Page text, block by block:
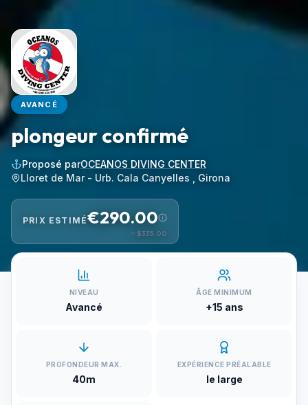
AVANCÉ
plongeur confirmé
Proposé parOCEANOS DIVING CENTER
Lloret de Mar - Urb. Cala Canyelles , Girona
PRIX ESTIMÉ€290.00
≈ $335.00
NIVEAU
Avancé
ÂGE MINIMUM
+15 ans
PROFONDEUR MAX.
40m
EXPÉRIENCE PRÉALABLE
le large